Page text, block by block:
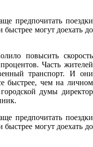
предпочитать поездки
могут доехать до
повысить скорость
Часть жителей
транспорт. И они
быстрее, чем на личном
думы директор
предпочитать поездки
могут доехать до